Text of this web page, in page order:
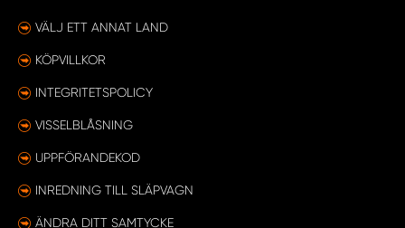
VÄLJ ETT ANNAT LAND
KÖPVILLKOR
INTEGRITETSPOLICY
VISSELBLÅSNING
UPPFÖRANDEKOD
INREDNING TILL SLÄPVAGN
ÄNDRA DITT SAMTYCKE